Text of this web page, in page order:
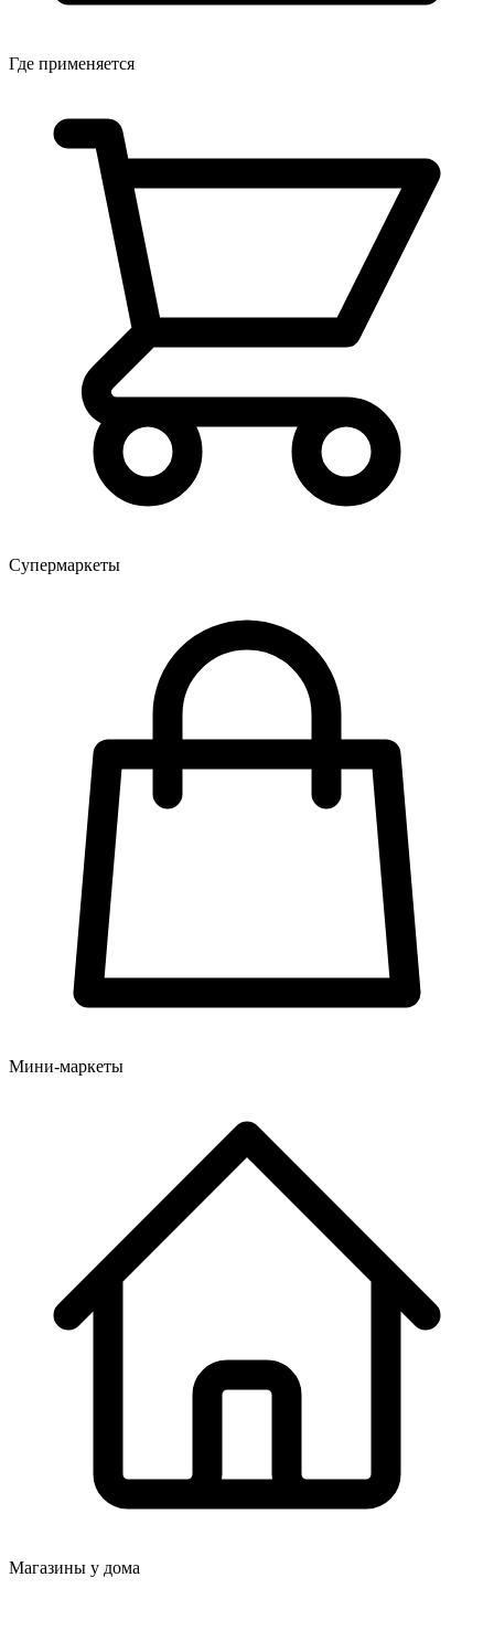
Где применяется
Супермаркеты
Мини-маркеты
Магазины у дома